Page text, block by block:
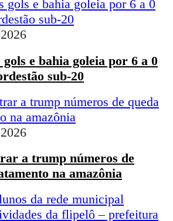
e bahia goleia por 6 a 0
sub-20
a trump números de
na amazônia